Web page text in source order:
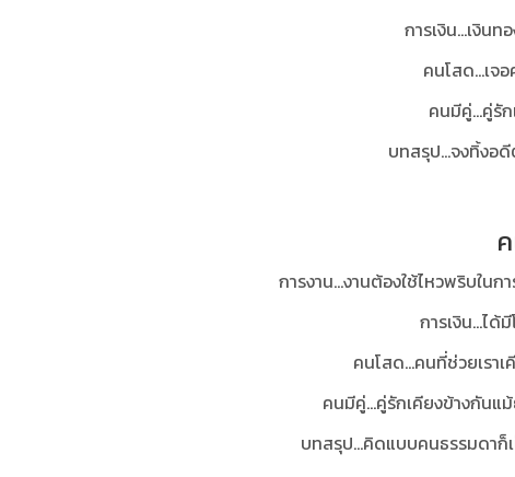
การเงิน...เงิน
คนโสด...เจ
คนมีคู่...คู่รั
บทสรุป...จงทิ้งอ
การงาน...งานต้องใช้ไหวพริบใน
การเงิน...ได้
คนโสด...คนที่ช่วยเรา
คนมีคู่...คู่รักเคียงข้างกัน
บทสรุป...คิดแบบคนธรรมดาก็